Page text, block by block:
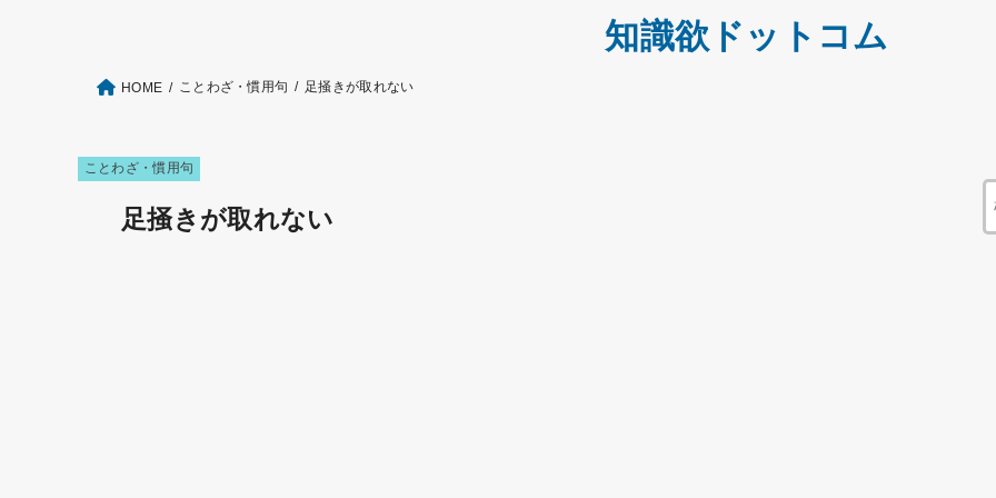
知識欲ドットコム
HOME ことわざ・慣用句 足掻きが取れない
ことわざ・慣用句
足掻きが取れない